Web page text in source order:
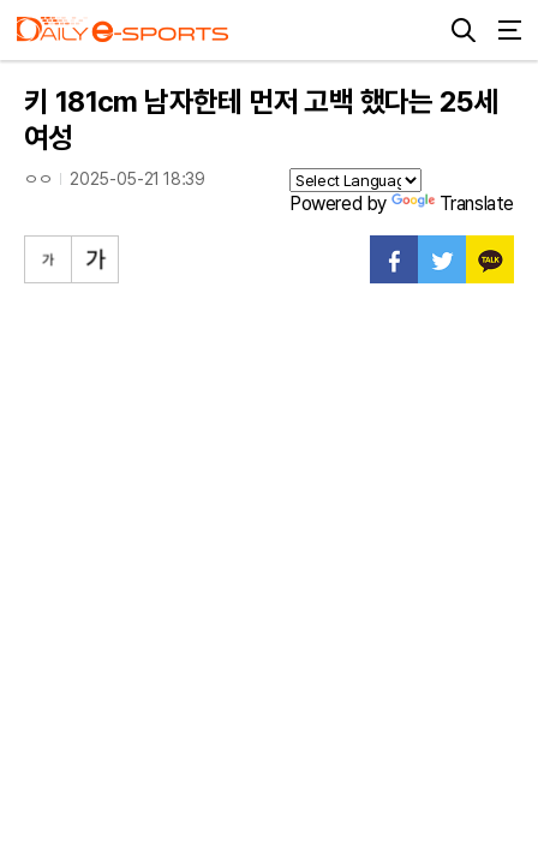
키 181cm 남자한테 먼저 고백 했다는 25세
여성
ㅇㅇ 2025-05-21 18:39
Powered by Translate